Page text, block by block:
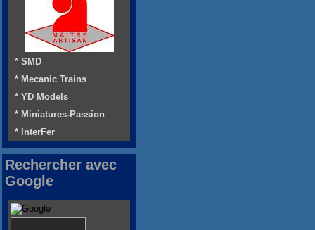
* SMD
* Mecanic Trains
* YD Models
* Miniatures-Passion
* InterFer
Rechercher avec
Google